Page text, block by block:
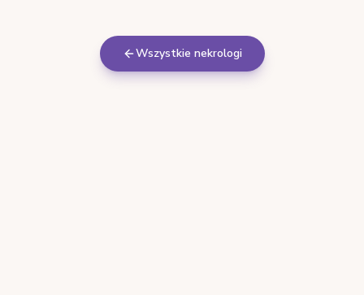
Wszystkie nekrologi